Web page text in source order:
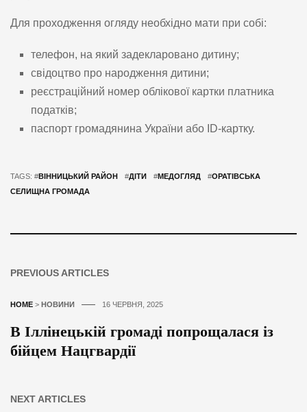
Для проходження огляду необхідно мати при собі:
телефон, на який задекларовано дитину;
свідоцтво про народження дитини;
реєстраційний номер облікової картки платника
податків;
паспорт громадянина України або ID-картку.
TAGS: #ВІННИЦЬКИЙ РАЙОН #ДІТИ #МЕДОГЛЯД #ОРАТІВСЬКА
СЕЛИЩНА ГРОМАДА
PREVIOUS ARTICLES
HOME > НОВИНИ 16 ЧЕРВНЯ, 2025
В Іллінецькій громаді попрощалася із
бійцем Нацгвардії
NEXT ARTICLES